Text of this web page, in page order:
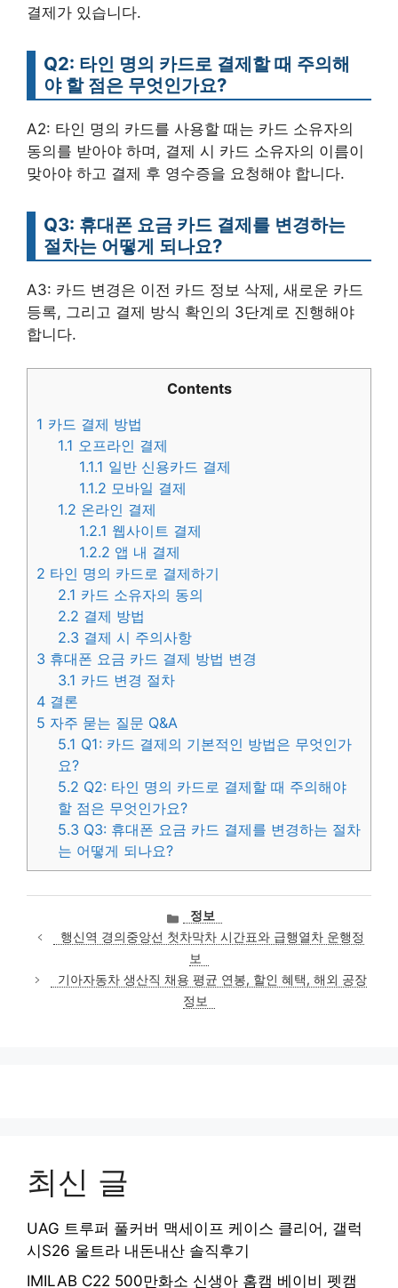
결제가 있습니다.
Q2: 타인 명의 카드로 결제할 때 주의해
야 할 점은 무엇인가요?
A2: 타인 명의 카드를 사용할 때는 카드 소유자의
동의를 받아야 하며, 결제 시 카드 소유자의 이름이
맞아야 하고 결제 후 영수증을 요청해야 합니다.
Q3: 휴대폰 요금 카드 결제를 변경하는
절차는 어떻게 되나요?
A3: 카드 변경은 이전 카드 정보 삭제, 새로운 카드
등록, 그리고 결제 방식 확인의 3단계로 진행해야
합니다.
Contents
1 카드 결제 방법
1.1 오프라인 결제
1.1.1 일반 신용카드 결제
1.1.2 모바일 결제
1.2 온라인 결제
1.2.1 웹사이트 결제
1.2.2 앱 내 결제
2 타인 명의 카드로 결제하기
2.1 카드 소유자의 동의
2.2 결제 방법
2.3 결제 시 주의사항
3 휴대폰 요금 카드 결제 방법 변경
3.1 카드 변경 절차
4 결론
5 자주 묻는 질문 Q&A
5.1 Q1: 카드 결제의 기본적인 방법은 무엇인가
요?
5.2 Q2: 타인 명의 카드로 결제할 때 주의해야
할 점은 무엇인가요?
5.3 Q3: 휴대폰 요금 카드 결제를 변경하는 절차
는 어떻게 되나요?
카
테
고
리
정보
행신역 경의중앙선 첫차막차 시간표와 급행열차 운행정
보
기아자동차 생산직 채용 평균 연봉, 할인 혜택, 해외 공장
정보
최신 글
UAG 트루퍼 풀커버 맥세이프 케이스 클리어, 갤럭
시S26 울트라 내돈내산 솔직후기
IMILAB C22 500만화소 신생아 홈캠 베이비 펫캠